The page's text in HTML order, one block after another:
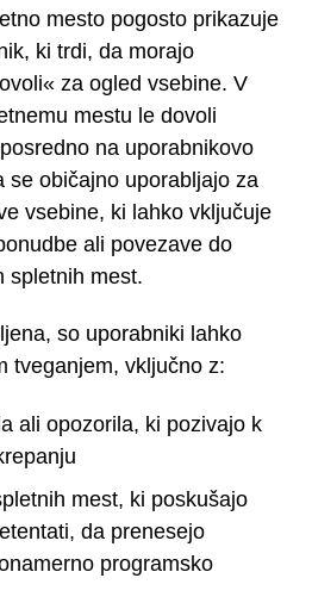
mesto pogosto prikazuje
ki trdi, da morajo
za ogled vsebine. V
mestu le dovoli
na uporabnikovo
se običajno uporabljajo za
vsebine, ki lahko vključuje
ali povezave do
spletnih mest.
so uporabniki lahko
tveganjem, vključno z:
ali opozorila, ki pozivajo k
mest, ki poskušajo
da prenesejo
programsko